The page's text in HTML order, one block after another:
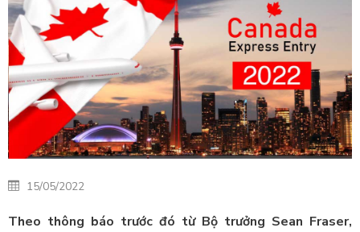
15/05/2022
Theo thông báo trước đó từ Bộ trưởng Sean Fraser,